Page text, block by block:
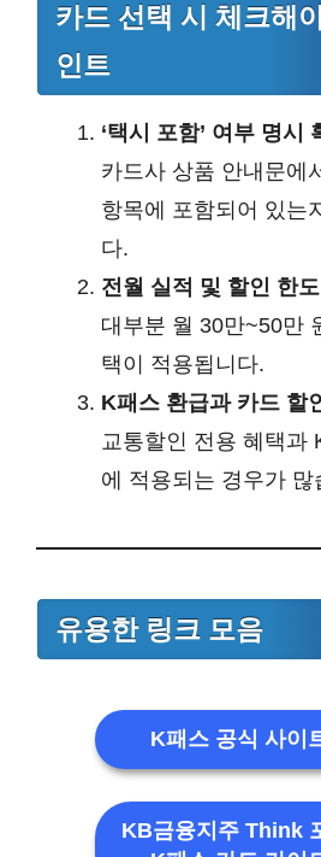
카드 선택 시 체크해
인트
‘택시 포함’ 여부 명시
카드사 상품 안내문에
항목에 포함되어 있는
다.
전월 실적 및 할인 한도
대부분 월 30만~50만
택이 적용됩니다.
K패스 환급과 카드 할
교통할인 전용 혜택과
에 적용되는 경우가 많
유용한 링크 모음
K패스 공식 사
KB금융지주 Think